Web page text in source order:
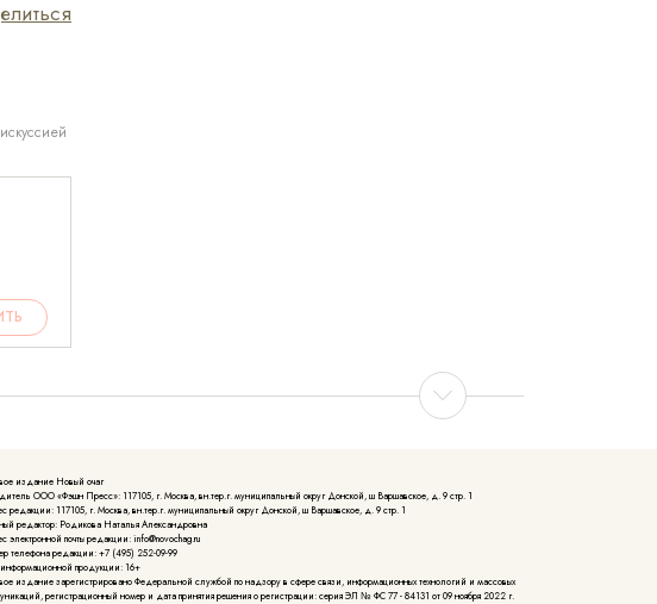
издание Новый очаг
ООО «Фэшн Пресс»: 117105, г. Москва, вн.тер.г. муниципальный округ Донской, ш Варшавское, д. 9 стр. 1
редакции: 117105, г. Москва, вн.тер.г. муниципальный округ Донской, ш Варшавское, д. 9 стр. 1
редактор: Родикова Наталья Александровна
электронной почты редакции: info@novochag.ru
телефона редакции: +7 (495) 252-09-99
информационной продукции: 16+
издание зарегистрировано Федеральной службой по надзору в сфере связи, информационных технологий и массовых
регистрационный номер и дата принятия решения о регистрации: серия ЭЛ № ФС 77 - 84131 от 09 ноября 2022 г.